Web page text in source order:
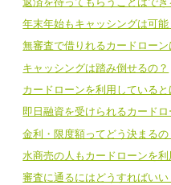
年末年始もキャッシングは可能
無審査で借りれるカードローン
キャッシングは踏み倒せるの？
カードローンを利用している
即日融資を受けられるカードロ
金利・限度額ってどう決まるの
水商売の人もカードローンを利
審査に通るにはどうすればいい